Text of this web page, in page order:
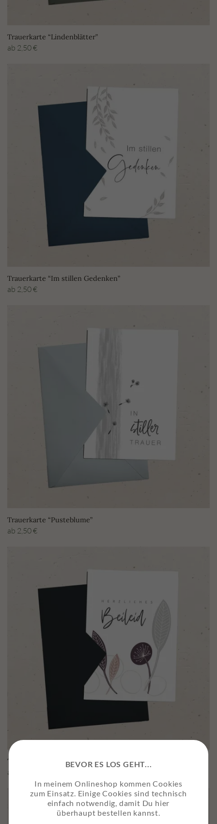
Trauerkarte “Lindenblätter”
ab 2,50€
Trauerkarte “Im stillen Gedenken”
ab 2,50€
Trauerkarte “Pusteblume”
ab 2,50€
Trauerkarte “Herzliches Beileid”
ab
BEVOR ES LOS GEHT...
In meinem Onlineshop kommen Cookies
zum Einsatz. Einige Cookies sind technisch
einfach notwendig, damit Du hier
überhaupt bestellen kannst.